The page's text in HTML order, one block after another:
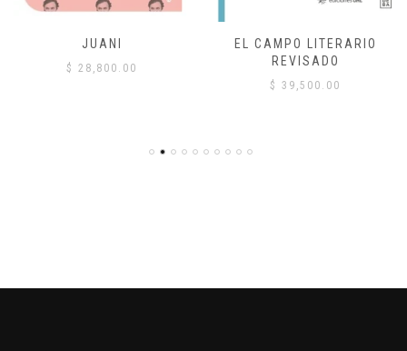
JUANI
$ 28,800.00
EL CAMPO LITERARIO
REVISADO
$ 39,500.00